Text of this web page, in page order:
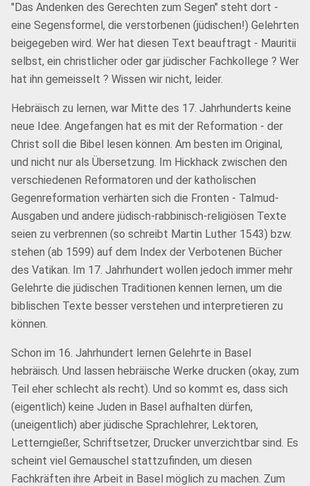
"Das Andenken des Gerechten zum Segen" steht dort -
eine Segensformel, die verstorbenen (jüdischen!) Gelehrten
beigegeben wird. Wer hat diesen Text beauftragt - Mauritii
selbst, ein christlicher oder gar jüdischer Fachkollege ? Wer
hat ihn gemeisselt ? Wissen wir nicht, leider.
Hebräisch zu lernen, war Mitte des 17. Jahrhunderts keine
neue Idee. Angefangen hat es mit der Reformation - der
Christ soll die Bibel lesen können. Am besten im Original,
und nicht nur als Übersetzung. Im Hickhack zwischen den
verschiedenen Reformatoren und der katholischen
Gegenreformation verhärten sich die Fronten - Talmud-
Ausgaben und andere jüdisch-rabbinisch-religiösen Texte
seien zu verbrennen (so schreibt Martin Luther 1543) bzw.
stehen (ab 1599) auf dem Index der Verbotenen Bücher
des Vatikan. Im 17. Jahrhundert wollen jedoch immer mehr
Gelehrte die jüdischen Traditionen kennen lernen, um die
biblischen Texte besser verstehen und interpretieren zu
können.
Schon im 16. Jahrhundert lernen Gelehrte in Basel
hebräisch. Und lassen hebräische Werke drucken (okay, zum
Teil eher schlecht als recht). Und so kommt es, dass sich
(eigentlich) keine Juden in Basel aufhalten dürfen,
(uneigentlich) aber jüdische Sprachlehrer, Lektoren,
Letterngießer, Schriftsetzer, Drucker unverzichtbar sind. Es
scheint viel Gemauschel stattzufinden, um diesen
Fachkräften ihre Arbeit in Basel möglich zu machen. Zum